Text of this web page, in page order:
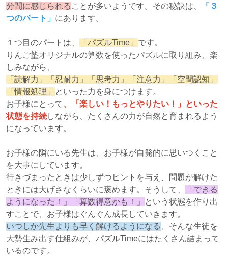
分間に感じられる ことが多いようです。その秘訣は、
「３
つのパート」 にあります。
１つ目のパートは、 「パズルTime」 です。
りんご塾オリジナルの算数を使ったパズルに取り組み、楽
しみながら、
「読解力」「忍耐力」「思考力」「注意力」「空間認知」
「情報処理」
といった力を身につけます。
お子様にとって、「楽しい！もっとやりたい！」といった
状態を持続しながら、たくさんの力が自然と育まれるよう
になっています。
お子様の隣にいる先生は、お子様が自発的に思いつくこと
を大事にしています。
行きづまったときは少しずつヒントを与え、問題が解けた
ときには大げさなくらいに褒めます。そうして、
「できる
ようになった！」「算数得意かも！」
という状態を作り出
すことで、お子様はぐんぐん成長していきます。
いつしか先生よりも早く解けるようになる
、そんな生徒を
大勢生み出す仕組みが、パズルTimeにはたくさん詰まって
いるのです。